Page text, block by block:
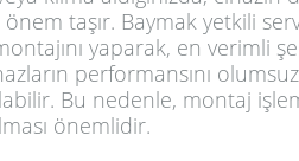
taşır. Baymak yetkili
yaparak, en verimli
performansını
Bu nedenle, montaj
önemlidir.